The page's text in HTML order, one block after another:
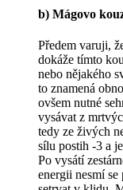
b) Mágovo
Předem varuji,
dokáže tímto
nebo nějakého
to znamená
ovšem nutné
vysávat z
tedy ze živých
sílu postih -3 a
Po vysátí
energii nesmí